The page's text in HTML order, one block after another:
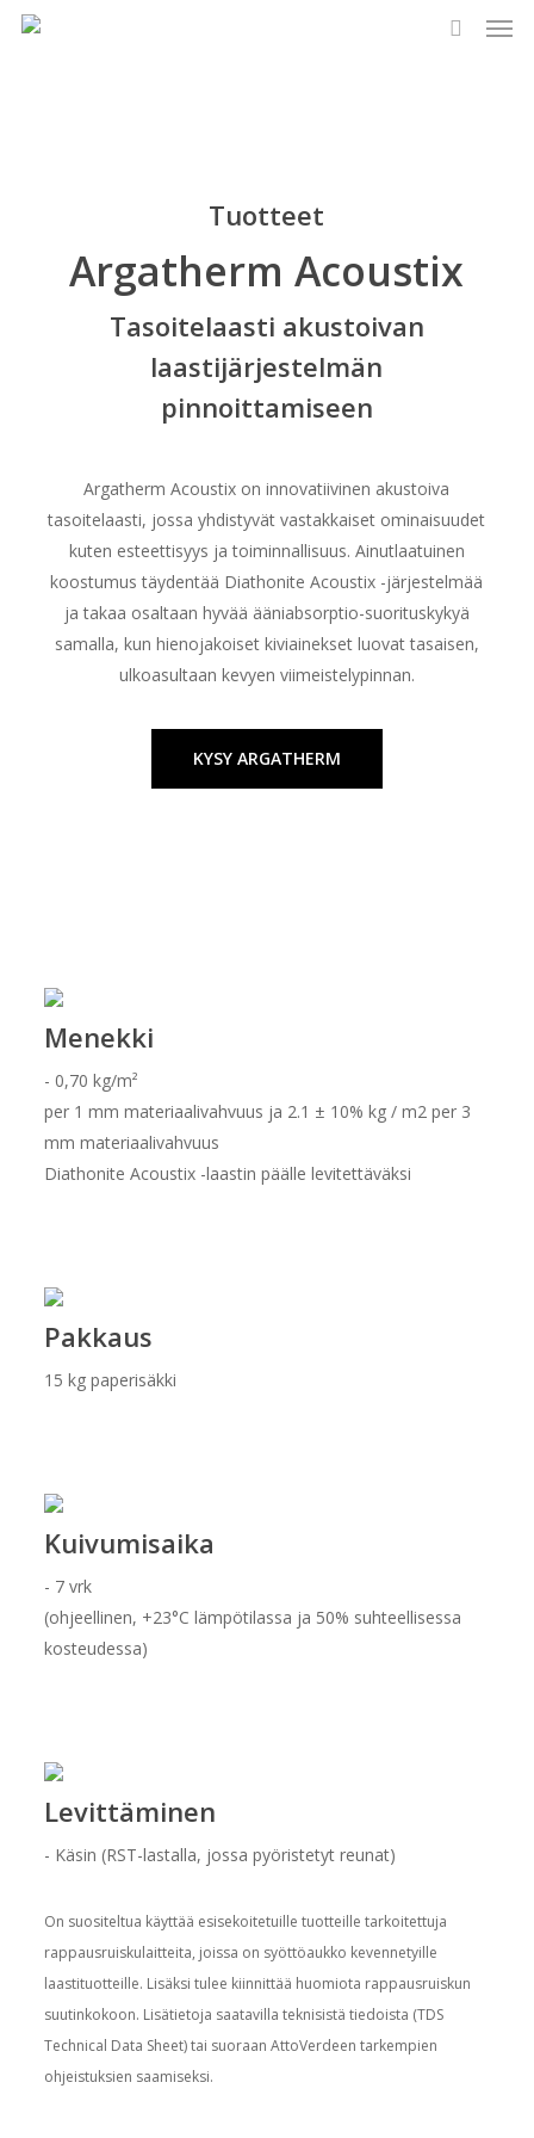
Skip
Tuotteet
Argatherm Acoustix
Tasoitelaasti akustoivan
laastijärjestelmän
pinnoittamiseen
Argatherm Acoustix on innovatiivinen akustoiva
tasoitelaasti, jossa yhdistyvät vastakkaiset ominaisuudet
kuten esteettisyys ja toiminnallisuus. Ainutlaatuinen
koostumus täydentää Diathonite Acoustix -järjestelmää
ja takaa osaltaan hyvää ääniabsorptio-suorituskykyä
samalla, kun hienojakoiset kiviainekset luovat tasaisen,
ulkoasultaan kevyen viimeistelypinnan.
KYSY ARGATHERM
Menekki
- 0,70 kg/m²
per 1 mm materiaalivahvuus ja 2.1 ± 10% kg / m2 per 3
mm materiaalivahvuus
Diathonite Acoustix -laastin päälle levitettäväksi
Pakkaus
15 kg paperisäkki
Kuivumisaika
- 7 vrk
(ohjeellinen, +23°C lämpötilassa ja 50% suhteellisessa
kosteudessa)
Levittäminen
- Käsin (RST-lastalla, jossa pyöristetyt reunat)
On suositeltua käyttää esisekoitetuille tuotteille tarkoitettuja
rappausruiskulaitteita, joissa on syöttöaukko kevennetyille
laastituotteille. Lisäksi tulee kiinnittää huomiota rappausruiskun
suutinkokoon. Lisätietoja saatavilla teknisistä tiedoista (TDS
Technical Data Sheet) tai suoraan AttoVerdeen tarkempien
ohjeistuksien saamiseksi.